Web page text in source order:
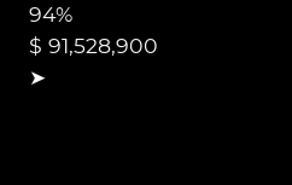
94%
$ 91,528,900
➤